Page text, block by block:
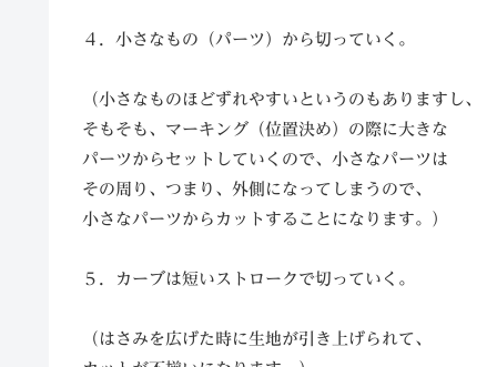
４．小さなもの（パーツ）から切っていく。
（小さなものほどずれやすいというのもありますし、
そもそも、マーキング（位置決め）の際に大きな
パーツからセットしていくので、小さなパーツは
その周り、つまり、外側になってしまうので、
小さなパーツからカットすることになります。）
５．カーブは短いストロークで切っていく。
（はさみを広げた時に生地が引き上げられて、